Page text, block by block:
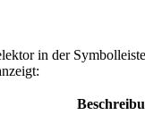
in der